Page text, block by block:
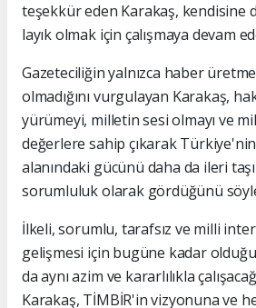
teşekkür eden Karakaş, kendisine
layık olmak için çalışmaya devam
Gazeteciliğin yalnızca haber
olmadığını vurgulayan Karakaş,
yürümeyi, milletin sesi olmayı ve
değerlere sahip çıkarak
alanındaki gücünü daha da ileri
sorumluluk olarak gördüğünü
İlkeli, sorumlu, tarafsız ve milli
gelişmesi için bugüne kadar
da aynı azim ve kararlılıkla
Karakaş, TİMBİR'in vizyonuna ve